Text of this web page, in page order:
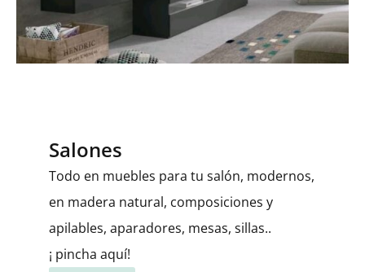
Salones
Todo en muebles para tu salón, modernos,
en madera natural, composiciones y
apilables, aparadores, mesas, sillas..
¡ pincha aquí!